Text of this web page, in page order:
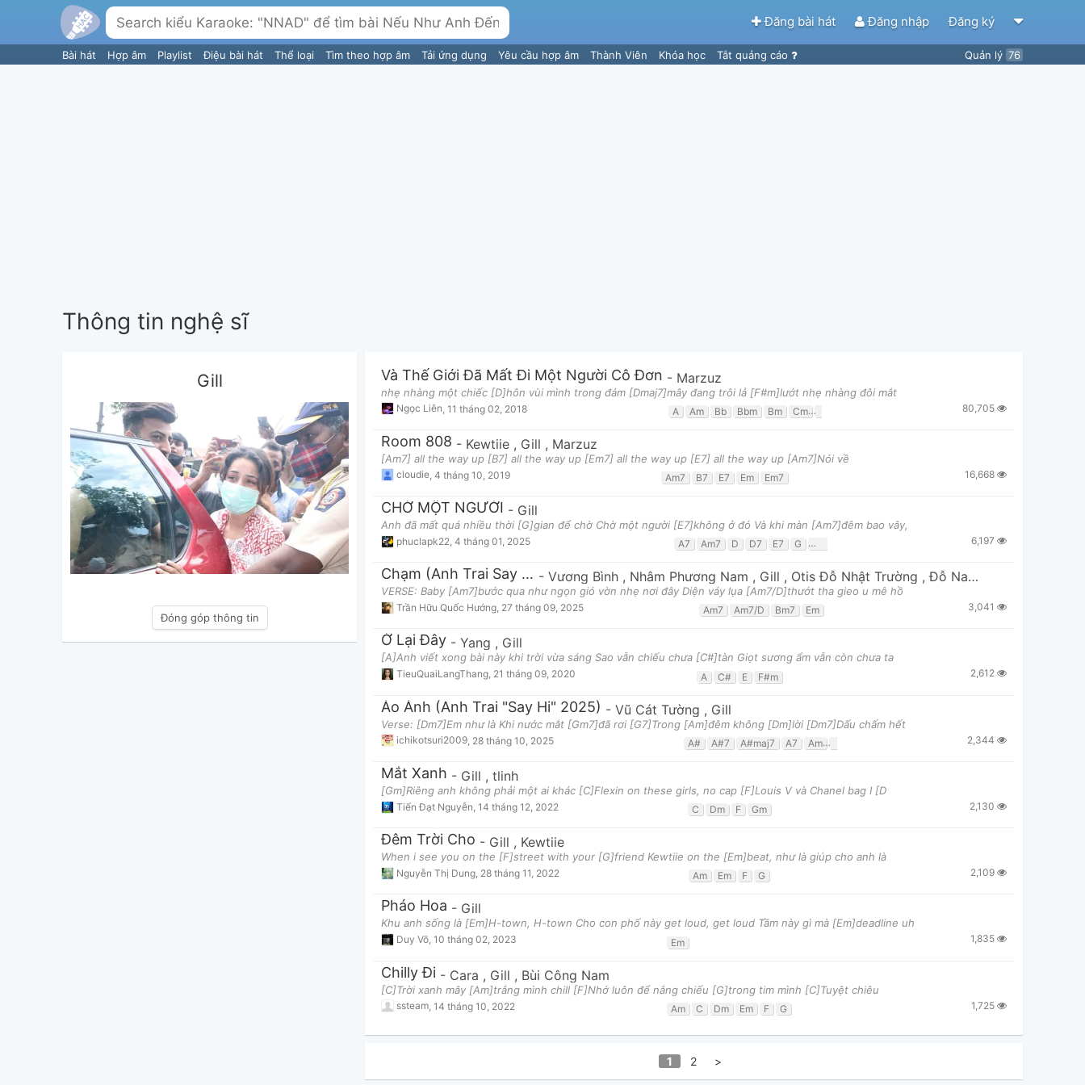
Đăng bài hát Đăng nhập Đăng ký
Bài hát Hợp âm Playlist Điệu bài hát Thể loại Tìm theo hợp âm Tải ứng dụng Yêu cầu hợp âm Thành Viên Khóa học Tắt quảng cáo Quản lý 76
Thông tin nghệ sĩ
Gill
Đóng góp thông tin
Và Thế Giới Đã Mất Đi Một Người Cô Đơn - Marzuz
nhẹ nhàng một chiếc [D]hôn vùi mình trong đám [Dmaj7]mây đang trôi lả [F#m]lướt nhẹ nhàng đôi mắt
Ngọc Liên 11 tháng 02, 2018 A Am Bb Bbm Bm Cm F F#
80,705
Room 808 - Kewtiie , Gill , Marzuz
[Am7] all the way up [B7] all the way up [Em7] all the way up [E7] all the way up [Am7]Nói về
cloudie 4 tháng 10, 2019 Am7 B7 E7 Em Em7 16,668
CHỜ MỘT NGƯỜI - Gill
Anh đã mất quá nhiều thời [G]gian để chờ Chờ một người [E7]không ở đó Và khi màn [Am7]đêm bao vây,
phuclapk22 4 tháng 01, 2025 A7 Am7 D D7 E7 G G7 6,197
Chạm (Anh Trai Say Hi) - Vương Bình , Nhâm Phương Nam , Gill , Otis Đỗ Nhật Trường ,Đỗ Nam Sơn
VERSE: Baby [Am7]bước qua như ngọn gió vờn nhẹ nơi đây Diện váy lụa [Am7/D]thướt tha gieo u mê hồ
Trần Hữu Quốc Hướng 27 tháng 09, 2025 Am7 Am7/D Bm7 Em 3,041
Ở Lại Đây - Yang , Gill
[A]Anh viết xong bài này khi trời vừa sáng Sao vẫn chiếu chưa [C#]tàn Giọt sương ẩm vẫn còn chưa ta
TieuQuaiLangThang, 21 tháng 09, 2020 A C# E F#m 2,612
Ảo Ảnh (Anh Trai "Say Hi" 2025) - Vũ Cát Tường , Gill
Verse: [Dm7]Em như là Khi nước mắt [Gm7]đã rơi [G7]Trong [Am]đêm không [Dm]lời [Dm7]Dấu chấm hết
ichikotsuri2009 28 tháng 10, 2025 A# A#7 A#maj7 A7 Am Dm7 F F7
2,344
Mắt Xanh - Gill , tlinh
[Gm]Riêng anh không phải một ai khác [C]Flexin on these girls, no cap [F]Louis V và Chanel bag I [D
Tiến Đạt Nguyễn 14 tháng 12, 2022 C Dm F Gm 2,130
Đêm Trời Cho - Gill , Kewtiie
When i see you on the [F]street with your [G]friend Kewtiie on the [Em]beat, như là giúp cho anh là
Nguyễn Thị Dung 28 tháng 11, 2022 Am Em F G 2,109
Pháo Hoa - Gill
Khu anh sống là [Em]H-town, H-town Cho con phố này get loud, get loud Tầm này gì mà [Em]deadline uh
Duy Võ, 10 tháng 02, 2023 Em 1,835
Chilly Đi - Cara , Gill , Bùi Công Nam
[C]Trời xanh mây [Am]trắng mình chill [F]Nhớ luôn để nắng chiếu [G]trong tim mình [C]Tuyệt chiêu
ssteam 14 tháng 10, 2022 Am C Dm Em F G 1,725
1 2 >